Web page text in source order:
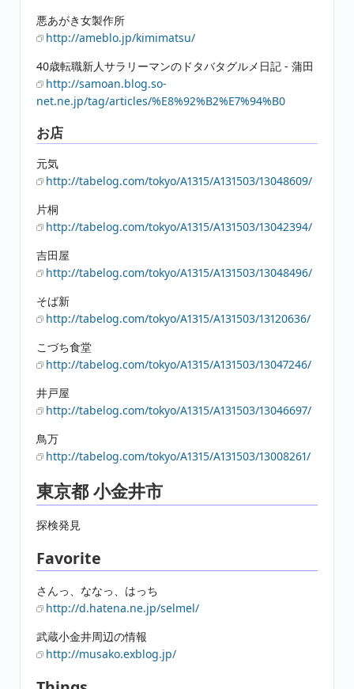
悪あがき女製作所
http://ameblo.jp/kimimatsu/
40歳転職新人サラリーマンのドタバタグルメ日記 - 蒲田
http://samoan.blog.so-
net.ne.jp/tag/articles/%E8%92%B2%E7%94%B0
お店
元気
http://tabelog.com/tokyo/A1315/A131503/13048609/
片桐
http://tabelog.com/tokyo/A1315/A131503/13042394/
吉田屋
http://tabelog.com/tokyo/A1315/A131503/13048496/
そば新
http://tabelog.com/tokyo/A1315/A131503/13120636/
こづち食堂
http://tabelog.com/tokyo/A1315/A131503/13047246/
井戸屋
http://tabelog.com/tokyo/A1315/A131503/13046697/
鳥万
http://tabelog.com/tokyo/A1315/A131503/13008261/
東京都 小金井市
探検発見
Favorite
さんっ、ななっ、はっち
http://d.hatena.ne.jp/selmel/
武蔵小金井周辺の情報
http://musako.exblog.jp/